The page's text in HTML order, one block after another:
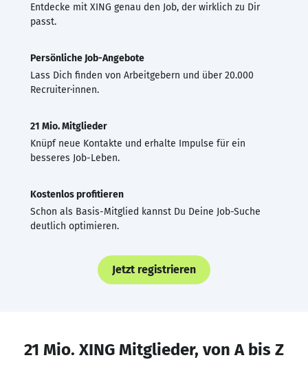
Entdecke mit XING genau den Job, der wirklich zu Dir
passt.
Persönliche Job-Angebote
Lass Dich finden von Arbeitgebern und über 20.000
Recruiter·innen.
21 Mio. Mitglieder
Knüpf neue Kontakte und erhalte Impulse für ein
besseres Job-Leben.
Kostenlos profitieren
Schon als Basis-Mitglied kannst Du Deine Job-Suche
deutlich optimieren.
Jetzt registrieren
21 Mio. XING Mitglieder, von A bis Z